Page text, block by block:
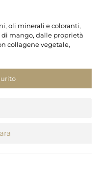
oli minerali e coloranti,
mango, dalle proprietà
collagene vegetale,